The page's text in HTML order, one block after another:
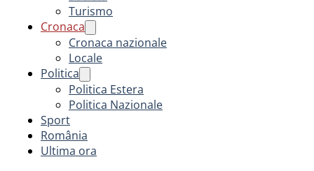
Turismo
Cronaca
Cronaca nazionale
Locale
Politica
Politica Estera
Politica Nazionale
Sport
România
Ultima ora